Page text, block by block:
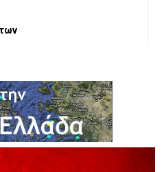
της οδού Περιβόλι –
δύναμη